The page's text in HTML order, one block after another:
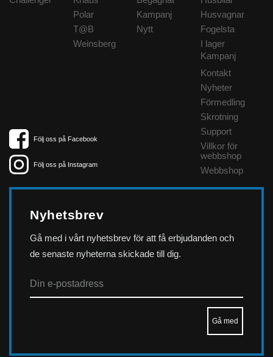
Polar
T@B
Weinsberg
Kampanj
Nytt
Husvagnar
Fogelsta
I lager
Kampanj
Kontakt
Nyheter
Förmedling
Skrotning
Support
Villkor för
webbshop
Webbshop
Följ oss på Facebook
Följ oss på Instagram
Nyhetsbrev
Gå med i vårt nyhetsbrev för att få erbjudanden och
de senaste nyheterna skickade till dig.